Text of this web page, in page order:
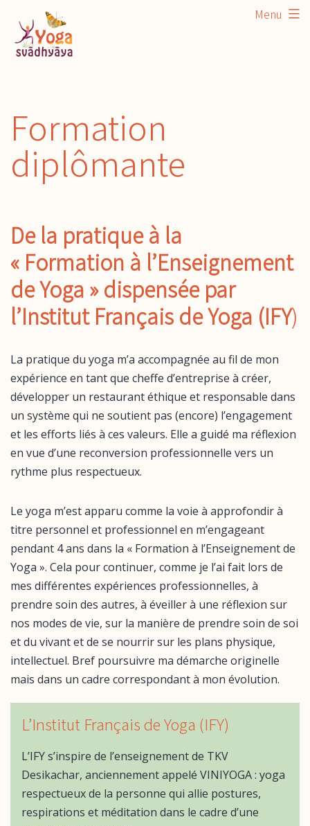
contenu
Menu
Formation
diplômante
De la pratique à la
« Formation à l’Enseignement
de Yoga » dispensée par
l’Institut Français de Yoga (IFY)
La pratique du yoga m’a accompagnée au fil de mon
expérience en tant que cheffe d’entreprise à créer,
développer un restaurant éthique et responsable dans
un système qui ne soutient pas (encore) l’engagement
et les efforts liés à ces valeurs. Elle a guidé ma réflexion
en vue d’une reconversion professionnelle vers un
rythme plus respectueux.
Le yoga m’est apparu comme la voie à approfondir à
titre personnel et professionnel en m’engageant
pendant 4 ans dans la « Formation à l’Enseignement de
Yoga ». Cela pour continuer, comme je l’ai fait lors de
mes différentes expériences professionnelles, à
prendre soin des autres, à éveiller à une réflexion sur
nos modes de vie, sur la manière de prendre soin de soi
et du vivant et de se nourrir sur les plans physique,
intellectuel. Bref poursuivre ma démarche originelle
mais dans un cadre correspondant à mon évolution.
L’Institut Français de Yoga (IFY)
L’IFY s’inspire de l’enseignement de TKV
Desikachar, anciennement appelé VINIYOGA : yoga
respectueux de la personne qui allie postures,
respirations et méditation dans le cadre d’une